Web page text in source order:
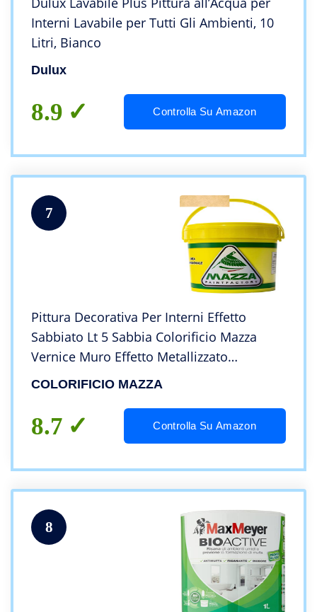
Interni Lavabile per Tutti Gli Ambienti, 10
Litri, Bianco
Dulux
8.9 Controlla Su Amazon
7
Pittura Decorativa Per Interni Effetto
Sabbiato Lt 5 Sabbia Colorificio Mazza
Vernice Muro Effetto Metallizzato
Cangiante Perlescente Idropittura Murale
COLORIFICIO MAZZA
8.7 Controlla Su Amazon
8